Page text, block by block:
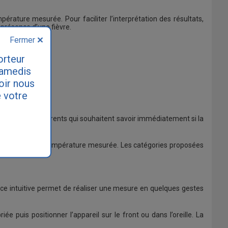
mesurée. Pour faciliter l’interprétation des résultats,
d’une fièvre.
pour les parents qui souhaitent savoir immédiatement si la
de la température mesurée. Les catégories proposées
intuitive permet de réaliser une mesure en quelques gestes
puis positionner l’appareil sur le front ou dans l’oreille. La
nous
votre
Fermer